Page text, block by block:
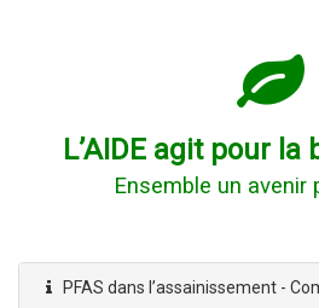
L’AIDE agit pour
Ensemble un avenir
PFAS dans l’assainissement -